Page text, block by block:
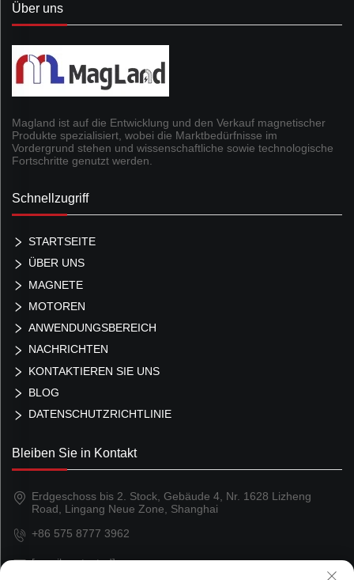
Über uns
Magland ist auf die Entwicklung und den Verkauf magnetischer
Produkte spezialisiert, wobei die Marktbedürfnisse im
Vordergrund stehen und wissenschaftliche sowie technologische
Fortschritte genutzt werden.
Schnellzugriff
STARTSEITE
ÜBER UNS
MAGNETE
MOTOREN
ANWENDUNGSBEREICH
NACHRICHTEN
KONTAKTIEREN SIE UNS
BLOG
DATENSCHUTZRICHTLINIE
Bleiben Sie in Kontakt
Erdgeschoss bis 2. Stock, Gebäude 4, Nr. 1628 Lizheng
Road, Lingang Neue Zone, Shanghai
+86 575 8777 3962
[email protected]